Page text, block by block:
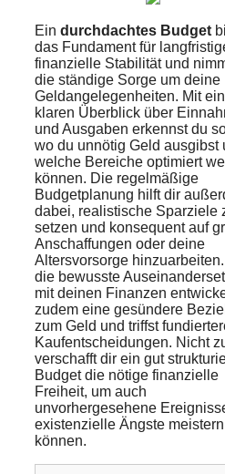
Ein durchdachtes Budget
das Fundament für
finanzielle Stabilität und
die ständige Sorge um deine
Geldangelegenheiten. Mit
klaren Überblick über
und Ausgaben erkennst du
wo du unnötig Geld ausgibst
welche Bereiche optimiert
können. Die regelmäßige
Budgetplanung hilft dir
dabei, realistische Sparziele
setzen und konsequent auf
Anschaffungen oder deine
Altersvorsorge
die bewusste
mit deinen Finanzen
zudem eine gesündere
zum Geld und triffst
Kaufentscheidungen. Nicht
verschafft dir ein gut
Budget die nötige finanzielle
Freiheit, um auch
unvorhergesehene
existenzielle Ängste
können.